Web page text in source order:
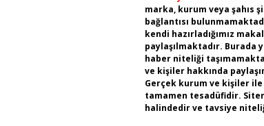
marka, kurum veya şahıs
bağlantısı
kendi hazırladığımız
paylaşılmaktadır. Burada
haber niteliği
ve kişiler hakkında
Gerçek kurum ve kişiler
tamamen tesadüfidir.
halindedir ve tavsiye